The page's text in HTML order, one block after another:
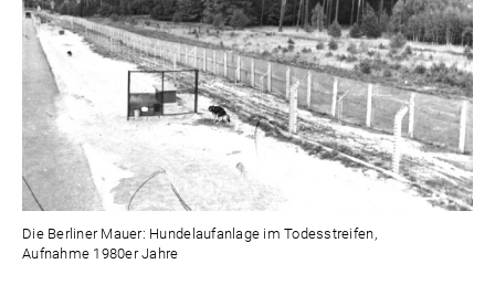
Die Berliner Mauer: Hundelaufanlage im Todesstreifen,
Aufnahme 1980er Jahre